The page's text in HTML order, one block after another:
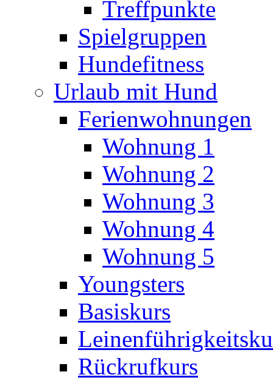
Treffpunkte
Spielgruppen
Hundefitness
Urlaub mit Hund
Ferienwohnungen
Wohnung 1
Wohnung 2
Wohnung 3
Wohnung 4
Wohnung 5
Youngsters
Basiskurs
Rückrufkurs